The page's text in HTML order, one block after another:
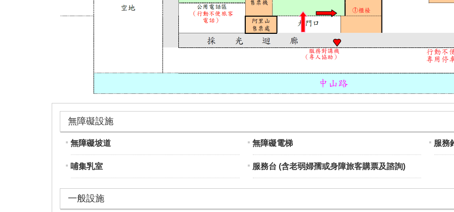
無障礙設施
無障礙坡道 無障礙電梯 服務
哺集乳室 服務台 (含老弱婦孺或身障旅客購票及諮詢)
一般設施